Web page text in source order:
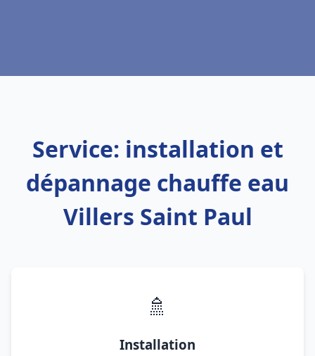
Service: installation et
dépannage chauffe eau
Villers Saint Paul
🚿
Installation